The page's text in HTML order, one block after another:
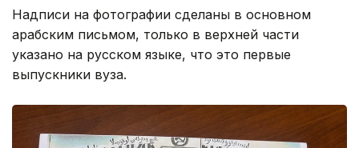
Надписи на фотографии сделаны в основном
арабским письмом, только в верхней части
указано на русском языке, что это первые
выпускники вуза.